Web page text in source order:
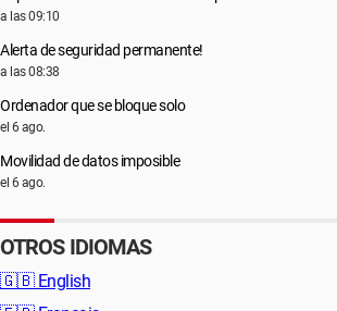
a las 09:10
Alerta de seguridad permanente!
a las 08:38
Ordenador que se bloque solo
el 6 ago.
Movilidad de datos imposible
el 6 ago.
OTROS IDIOMAS
🇬🇧 English